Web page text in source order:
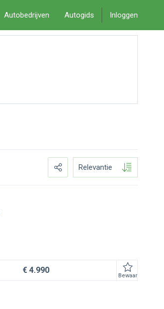
Autobedrijven Autogids Inloggen
Relevantie
€ 4.990
Bewaar